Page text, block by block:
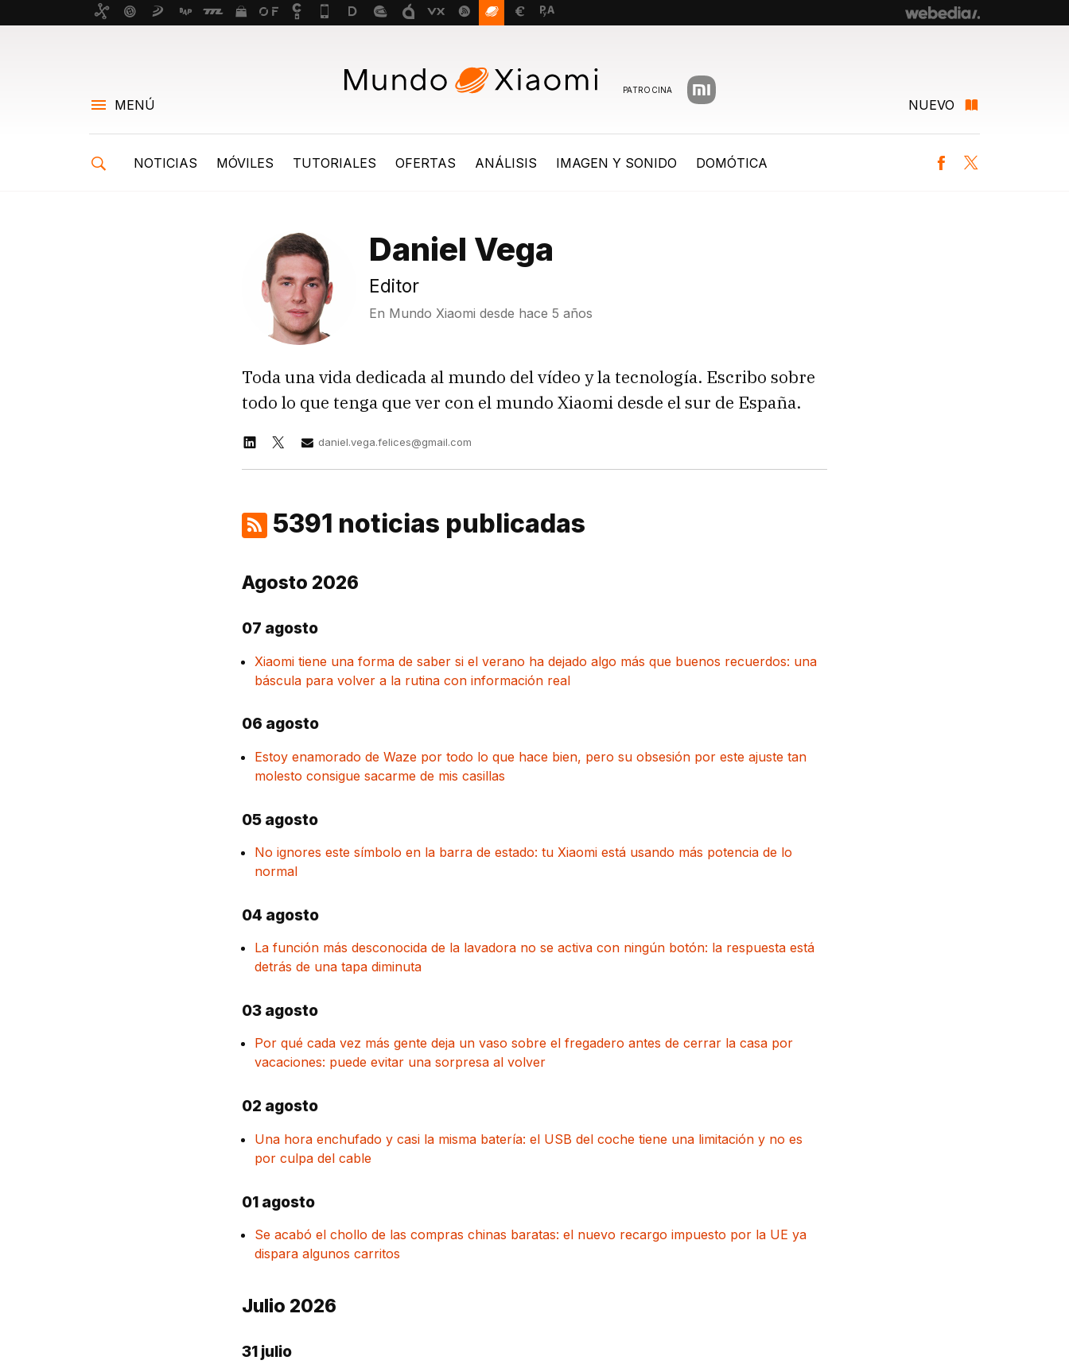
PATROCINA
MENÚ NUEVO
NOTICIAS MÓVILES TUTORIALES OFERTAS ANÁLISIS IMAGEN Y SONIDO DOMÓTICA Facebook
Daniel Vega
Editor
En Mundo Xiaomi desde hace 5 años
Toda una vida dedicada al mundo del vídeo y la tecnología. Escribo sobre
todo lo que tenga que ver con el mundo Xiaomi desde el sur de España.
daniel.vega.felices@gmail.com
5391 noticias publicadas
Agosto 2026
07 agosto
Xiaomi tiene una forma de saber si el verano ha dejado algo más que buenos recuerdos: una
báscula para volver a la rutina con información real
06 agosto
Estoy enamorado de Waze por todo lo que hace bien, pero su obsesión por este ajuste tan
molesto consigue sacarme de mis casillas
05 agosto
No ignores este símbolo en la barra de estado: tu Xiaomi está usando más potencia de lo
normal
04 agosto
La función más desconocida de la lavadora no se activa con ningún botón: la respuesta está
detrás de una tapa diminuta
03 agosto
Por qué cada vez más gente deja un vaso sobre el fregadero antes de cerrar la casa por
vacaciones: puede evitar una sorpresa al volver
02 agosto
Una hora enchufado y casi la misma batería: el USB del coche tiene una limitación y no es
por culpa del cable
01 agosto
Se acabó el chollo de las compras chinas baratas: el nuevo recargo impuesto por la UE ya
dispara algunos carritos
Julio 2026
31 julio